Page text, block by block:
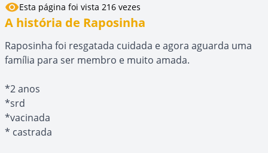
Esta página foi vista 216 vezes
A história de Raposinha
Raposinha foi resgatada cuidada e agora aguarda uma
família para ser membro e muito amada.
*2 anos
*srd
*vacinada
* castrada